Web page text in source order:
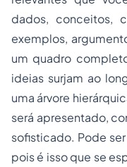
dados, conceitos,
exemplos,
um quadro
ideias surjam ao
uma árvore
será apresentado,
sofisticado. Pode
pois é isso que se